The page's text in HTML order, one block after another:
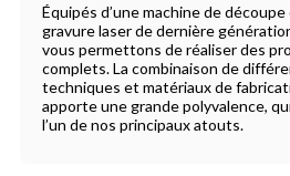
Équipés d’une machine de
gravure laser de dernière
vous permettons de réaliser des
complets. La combinaison de
techniques et matériaux de
apporte une grande polyvalence,
l’un de nos principaux atouts.